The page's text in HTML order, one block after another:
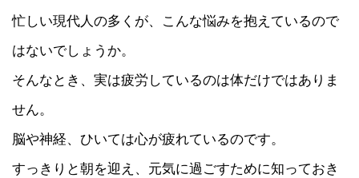
忙しい現代人の多くが、こんな悩みを抱えているので
はないでしょうか。
そんなとき、実は疲労しているのは体だけではありま
せん。
脳や神経、ひいては心が疲れているのです。
すっきりと朝を迎え、元気に過ごすために知っておき